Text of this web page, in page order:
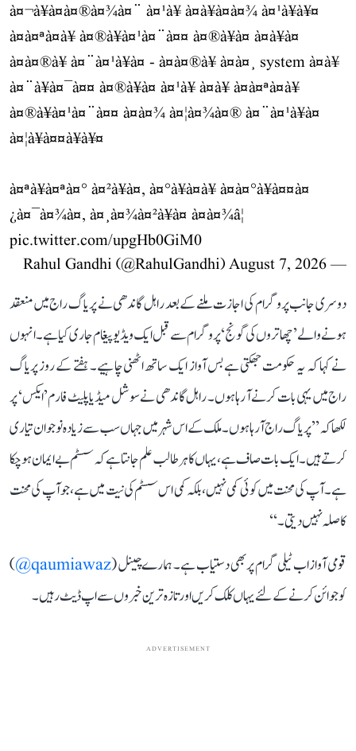
à¤¬à¥à¤à¤®à¤¾à¤¨ à¤¹à¥ à¤à¥à¤à¤¾ à¤¹à¥à¥¤
à¤à¤ªà¤à¥ à¤®à¥à¤¹à¤¨à¤¤ à¤®à¥à¤ à¤à¥à¤
à¤à¤®à¥ à¤¨à¤¹à¥à¤ - à¤à¤®à¥ à¤à¤¸ system à¤à¥
à¤¨à¥à¤¯à¤¤ à¤®à¥à¤ à¤¹à¥ à¤à¥ à¤à¤ªà¤à¥
à¤®à¥à¤¹à¤¨à¤¤ à¤à¤¾ à¤¦à¤¾à¤® à¤¨à¤¹à¥à¤
à¤¦à¥à¤¤à¥à¥¤
à¤ªà¥à¤ªà¤° à¤²à¥à¤, à¤°à¥à¤à¥ à¤­à¤°à¥à¤¤à¤
¿à¤¯à¤¾à¤, à¤¸à¤¾à¤²à¥à¤ à¤à¤¾â¦
pic.twitter.com/upgHb0GiM0
— Rahul Gandhi (@RahulGandhi)
August 7, 2026
دوسری جانب پروگرام کی اجازت ملنے کے بعد راہل گاندھی نے پریاگ راج میں منعقد
ہونے والے ’چھاتروں کی گونج‘ پروگرام سے قبل ایک ویڈیو پیغام جاری کیا ہے۔ انہوں
نے کہا کہ یہ حکومت جھکتی ہے بس آواز ایک ساتھ اٹھنی چاہیے۔ ہفتے کے روز پریاگ
راج میں یہی بات کرنے آ رہا ہوں۔ راہل گاندھی نے سوشل میڈیا پلیٹ فارم ’ایکس‘ پر
لکھا کہ ’’پریاگ راج آ رہا ہوں۔ ملک کے اس شہر میں جہاں سب سے زیادہ نوجوان تیاری
کرتے ہیں۔ ایک بات صاف ہے، یہاں کا ہر طالب علم جانتا ہے کہ سسٹم بے ایمان ہو چکا
ہے۔ آپ کی محنت میں کوئی کمی نہیں، بلکہ کمی اس سسٹم کی نیت میں ہے، جو آپ کی محنت
کا صلہ نہیں دیتی۔‘‘
قومی آواز اب ٹیلی گرام پر بھی دستیاب ہے۔ ہمارے چینل (qaumiawaz@
)
کو جوائن کرنے کے لئے یہاں کلک کریں اور تازہ ترین خبروں سے اپ ڈیٹ رہیں۔
ADVERTISEMENT